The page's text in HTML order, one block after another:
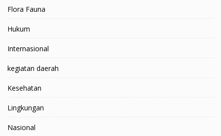
Flora Fauna
Hukum
Internasional
kegiatan daerah
Kesehatan
Lingkungan
Nasional